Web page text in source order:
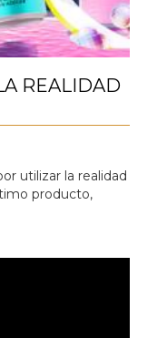
REALIDAD
utilizar la realidad
producto,